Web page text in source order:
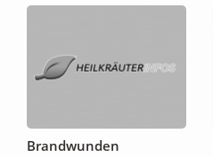
Brandwunden